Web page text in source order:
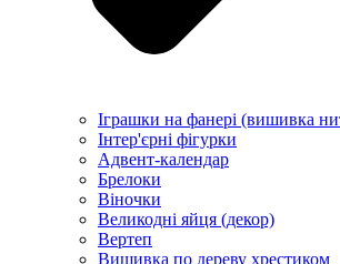
Іграшки на фанері (вишивка
Інтер'єрні фігурки
Адвент-календар
Брелоки
Віночки
Великодні яйця (декор)
Вертеп
Вишивка по дереву хрестиком